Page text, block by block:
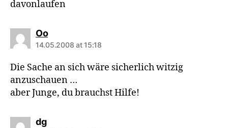
davonlaufen
Oosays:
14.05.2008 at 15:18
Die Sache an sich wäre sicherlich witzig
anzuschauen …
aber Junge, du brauchst Hilfe!
dgsays: